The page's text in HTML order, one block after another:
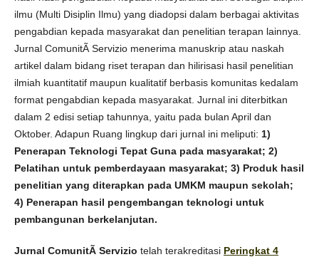
ilmu (Multi Disiplin Ilmu) yang diadopsi dalam berbagai aktivitas
pengabdian kepada masyarakat dan penelitian terapan lainnya.
Jurnal ComunitÃ Servizio menerima manuskrip atau naskah
artikel dalam bidang riset terapan dan hilirisasi hasil penelitian
ilmiah kuantitatif maupun kualitatif berbasis komunitas kedalam
format pengabdian kepada masyarakat. Jurnal ini diterbitkan
dalam 2 edisi setiap tahunnya, yaitu pada bulan April dan
Oktober. Adapun Ruang lingkup dari jurnal ini meliputi: 1)
Penerapan Teknologi Tepat Guna pada masyarakat; 2)
Pelatihan untuk pemberdayaan masyarakat; 3) Produk hasil
penelitian yang diterapkan pada UMKM maupun sekolah;
4) Penerapan hasil pengembangan teknologi untuk
pembangunan berkelanjutan.
Jurnal ComunitÃ Servizio telah terakreditasi Peringkat 4